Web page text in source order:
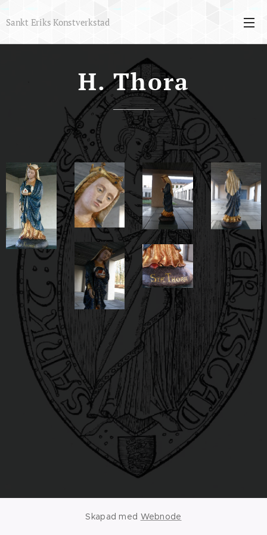
Sankt Eriks Konstverkstad
H. Thora
Skapad med Webnode